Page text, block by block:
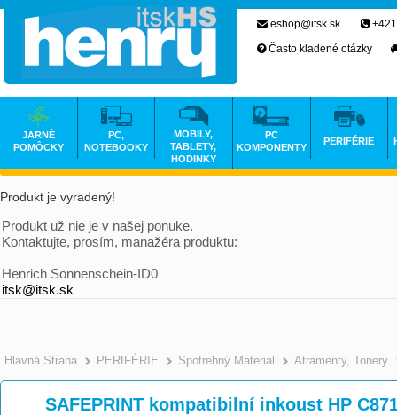
Produkt je vyradený!
Produkt už nie je v našej ponuke.
Kontaktujte, prosím, manažéra produktu:
Henrich Sonnenschein-ID0
itsk@itsk.sk
Hlavná Strana PERIFÉRIE Spotrebný Materiál Atramenty, Tonery
SAFEPRINT kompatibilní inkoust HP
eshop@itsk.sk
Často kladené otázky
JARNÉ
POMÔCKY
PC,
NOTEBOOKY
MOBILY,
TABLETY,
HODINKY
PC
KOMPONENTY
PERIFÉRIE